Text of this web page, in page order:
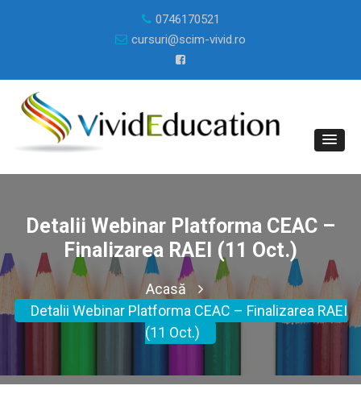
0746170521
cursuri@scim-vivid.ro
Detalii Webinar Platforma CEAC –
Finalizarea RAEI (11 Oct.)
Acasă
Detalii Webinar Platforma CEAC – Finalizarea RAEI
(11 Oct.)